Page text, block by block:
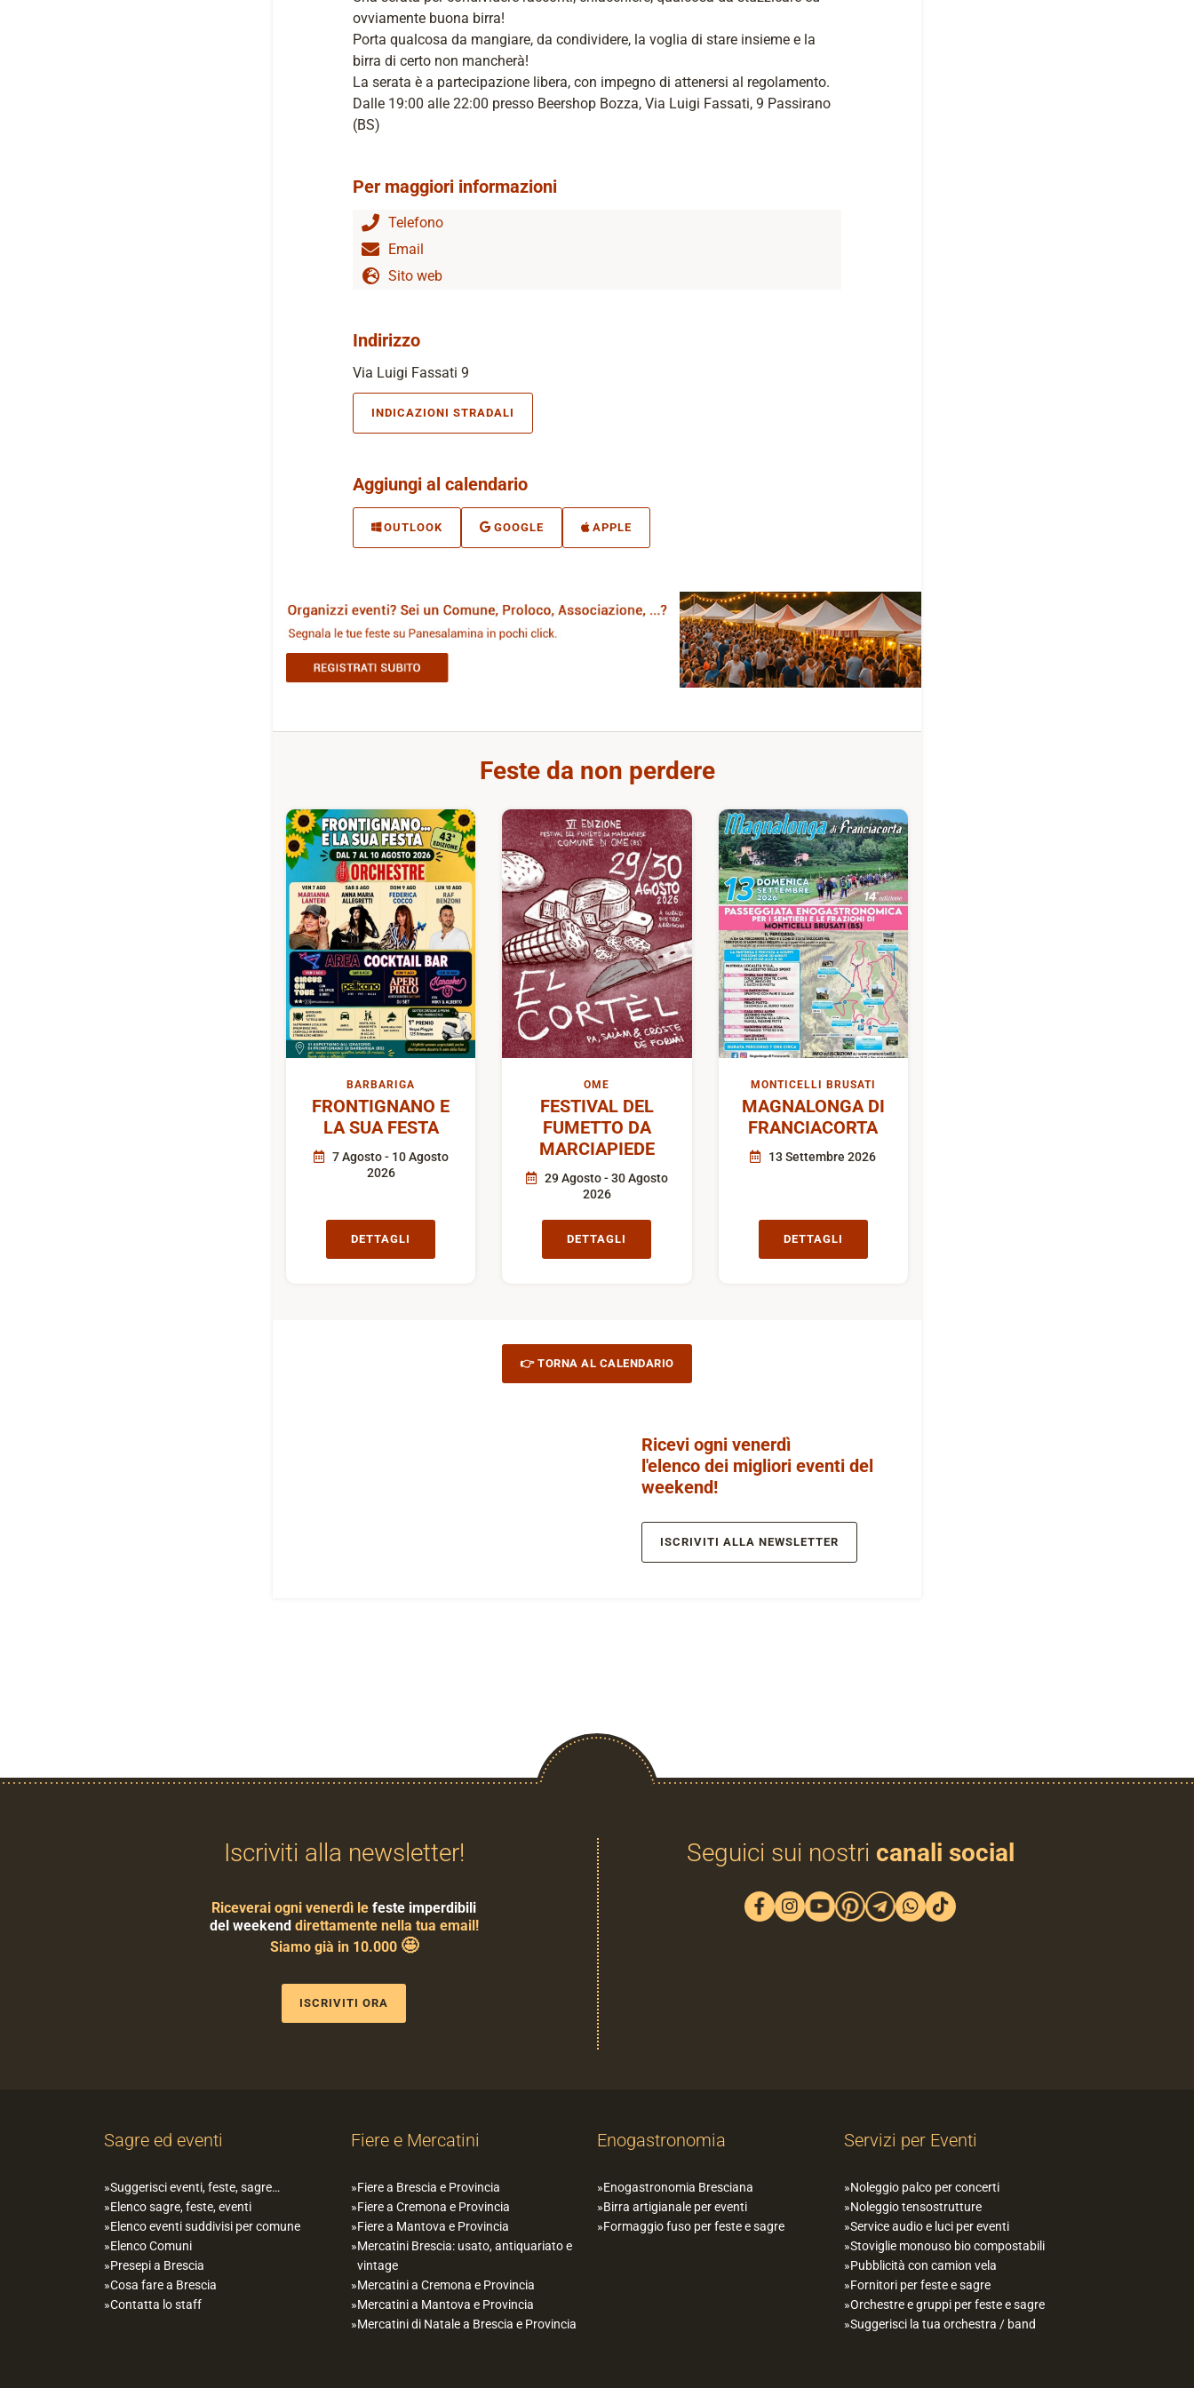
ovviamente buona birra!
Porta qualcosa da mangiare, da condividere, la voglia di stare insieme e la
birra di certo non mancherà!
La serata è a partecipazione libera, con impegno di attenersi al regolamento.
Dalle 19:00 alle 22:00 presso Beershop Bozza, Via Luigi Fassati, 9 Passirano
(BS)
Per maggiori informazioni
Telefono
Email
Sito web
Indirizzo
Via Luigi Fassati 9
INDICAZIONI STRADALI
Aggiungi al calendario
OUTLOOK GOOGLE APPLE
Feste da non perdere
BARBARIGA
FRONTIGNANO E
LA SUA FESTA
7 Agosto - 10 Agosto
2026
DETTAGLI
OME
FESTIVAL DEL
FUMETTO DA
MARCIAPIEDE
29 Agosto - 30 Agosto
2026
DETTAGLI
MONTICELLI BRUSATI
MAGNALONGA DI
FRANCIACORTA
13 Settembre 2026
DETTAGLI
👉 TORNA AL CALENDARIO
Ricevi ogni venerdì
l'elenco dei migliori eventi del
weekend!
ISCRIVITI ALLA NEWSLETTER
Iscriviti alla newsletter!
Riceverai ogni venerdì le feste imperdibili
del weekenddirettamente nella tua email!
Siamo già in 10.000 🤩
ISCRIVITI ORA
Seguici sui nostri canali social
Sagre ed eventi
Suggerisci eventi, feste, sagre…
Elenco sagre, feste, eventi
Elenco eventi suddivisi per comune
Elenco Comuni
Presepi a Brescia
Cosa fare a Brescia
Contatta lo staff
Fiere e Mercatini
Fiere a Brescia e Provincia
Fiere a Cremona e Provincia
Fiere a Mantova e Provincia
Mercatini Brescia: usato, antiquariato e
vintage
Mercatini a Cremona e Provincia
Mercatini a Mantova e Provincia
Mercatini di Natale a Brescia e Provincia
Enogastronomia
Enogastronomia Bresciana
Birra artigianale per eventi
Formaggio fuso per feste e sagre
Servizi per Eventi
Noleggio palco per concerti
Noleggio tensostrutture
Service audio e luci per eventi
Stoviglie monouso bio compostabili
Pubblicità con camion vela
Fornitori per feste e sagre
Orchestre e gruppi per feste e sagre
Suggerisci la tua orchestra / band